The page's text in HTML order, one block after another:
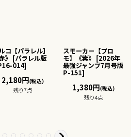
コ【パラレル】
》 [パラレル版
014]
2,180円(税込)
残り7点
スモーカー【プロ
モ】《紫》 [2026年
最強ジャンプ7月号版
P-151]
1,380円(税込)
残り4点